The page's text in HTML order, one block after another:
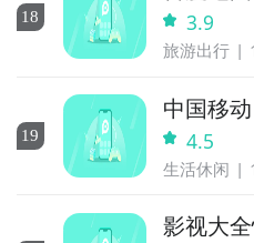
18 3.9
旅游出行
19
中国移动
4.5
生活休闲
影视大